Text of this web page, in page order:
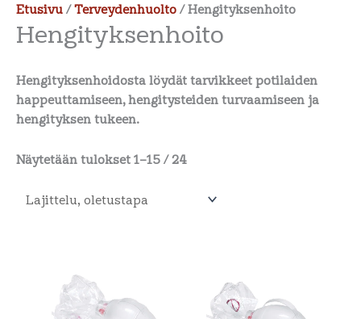
Etusivu/Terveydenhuolto/ Hengityksenhoito
Hengityksenhoito
Hengityksenhoidosta löydät tarvikkeet potilaiden
happeuttamiseen, hengitysteiden turvaamiseen ja
hengityksen tukeen.
Näytetään tulokset 1–15 / 24